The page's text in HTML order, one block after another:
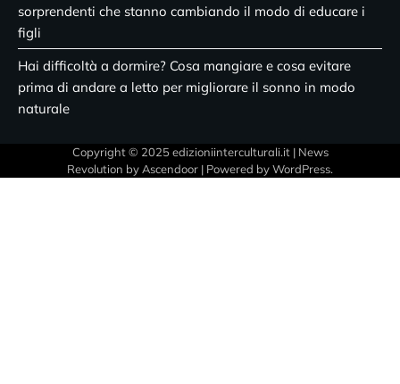
sorprendenti che stanno cambiando il modo di educare i
figli
Hai difficoltà a dormire? Cosa mangiare e cosa evitare
prima di andare a letto per migliorare il sonno in modo
naturale
Copyright © 2025 edizioniinterculturali.it | News
Revolution byAscendoor | Powered byWordPress.